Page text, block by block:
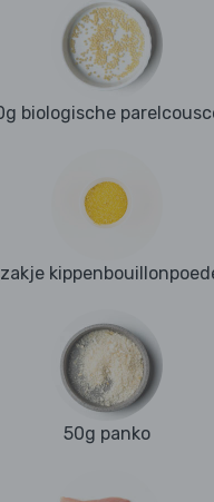
biologische
50g panko